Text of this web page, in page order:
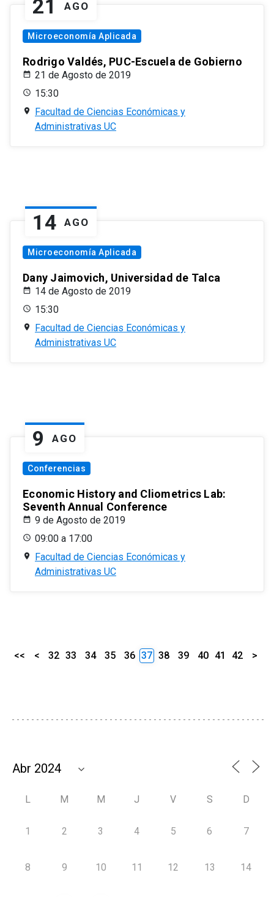
21 AGO
Microeconomía Aplicada
Rodrigo Valdés, PUC-Escuela de Gobierno
21 de Agosto de 2019
15:30
Facultad de Ciencias Económicas y
Administrativas UC
14 AGO
Microeconomía Aplicada
Dany Jaimovich, Universidad de Talca
14 de Agosto de 2019
15:30
Facultad de Ciencias Económicas y
Administrativas UC
9 AGO
Conferencias
Economic History and Cliometrics Lab:
Seventh Annual Conference
9 de Agosto de 2019
09:00 a 17:00
Facultad de Ciencias Económicas y
Administrativas UC
<< < 32 33 34 35 36 37 38 39 40 41 42 >
L M M J V S D
1 2 3 4 5 6 7
8 9 10 11 12 13 14